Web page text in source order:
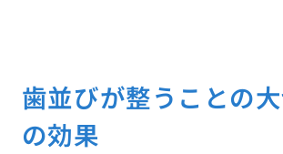
歯並びが整うことの
の効果